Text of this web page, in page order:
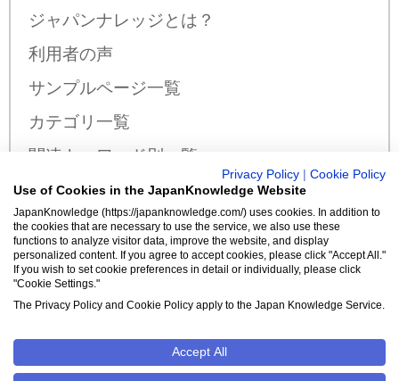
ジャパンナレッジとは？
利用者の声
サンプルページ一覧
カテゴリ一覧
関連キーワード別一覧
サンプル公開辞書・事典一覧
料金・収録コンテンツ
新規入会はこちら
クッキーポリシー Cookie設定
Privacy Policy
Cookie Policy
Use of Cookies in the JapanKnowledge Website
JapanKnowledge (https://japanknowledge.com/) uses cookies. In addition to
the cookies that are necessary to use the service, we also use these
functions to analyze visitor data, improve the website, and display
personalized content. If you agree to accept cookies, please click "Accept All."
If you wish to set cookie preferences in detail or individually, please click
"Cookie Settings."
The Privacy Policy and Cookie Policy apply to the Japan Knowledge Service.
Accept All